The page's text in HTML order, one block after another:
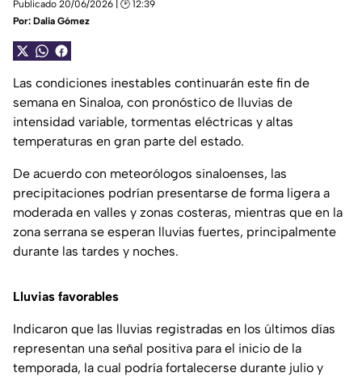
Publicado 20/06/2026 | 🕑 12:39
Por: Dalia Gómez
Las condiciones inestables continuarán este fin de
semana en Sinaloa, con pronóstico de lluvias de
intensidad variable, tormentas eléctricas y altas
temperaturas en gran parte del estado.
De acuerdo con meteorólogos sinaloenses, las
precipitaciones podrían presentarse de forma ligera a
moderada en valles y zonas costeras, mientras que en la
zona serrana se esperan lluvias fuertes, principalmente
durante las tardes y noches.
Lluvias favorables
Indicaron que las lluvias registradas en los últimos días
representan una señal positiva para el inicio de la
temporada, la cual podría fortalecerse durante julio y